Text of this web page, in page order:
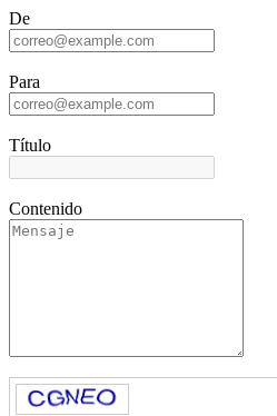
De
Para
Título
Contenido